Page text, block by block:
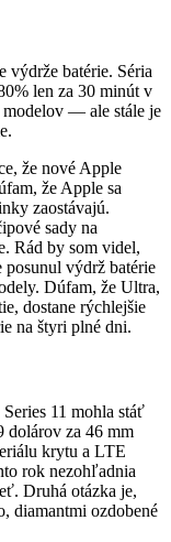
výdrže batérie. Séria
len za 30 minút v
modelov — ale stále je
že nové Apple
že Apple sa
zaostávajú.
sady na
Rád by som videl,
posunul výdrž batérie
Dúfam, že Ultra,
dostane rýchlejšie
na štyri plné dni.
11 mohla stáť
dolárov za 46 mm
krytu a LTE
rok nezohľadnia
Druhá otázka je,
diamantmi ozdobené